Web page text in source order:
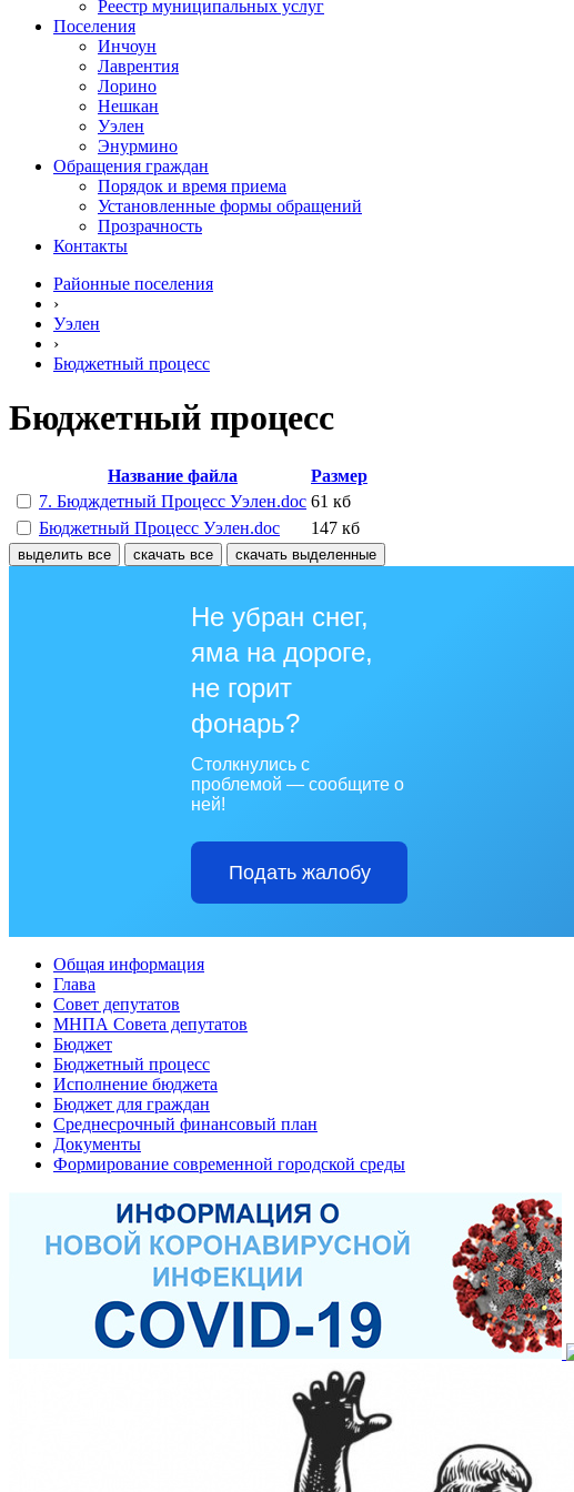
Реестр муниципальных услуг
Поселения
Инчоун
Лаврентия
Лорино
Нешкан
Уэлен
Энурмино
Обращения граждан
Порядок и время приема
Установленные формы обращений
Прозрачность
Контакты
Районные поселения
›
Уэлен
›
Бюджетный процесс
Бюджетный процесс
Название файла
Размер
7. Бюдждетный Процесс Уэлен.doc 61 кб
Бюджетный Процесс Уэлен.doc
147 кб
выделить все скачать все скачать выделенные
Не убран снег,
яма на дороге,
не горит
фонарь?
Столкнулись с
проблемой — сообщите о
ней!
Подать жалобу
Общая информация
Глава
Совет депутатов
МНПА Совета депутатов
Бюджет
Бюджетный процесс
Исполнение бюджета
Бюджет для граждан
Среднесрочный финансовый план
Документы
Формирование современной городской среды